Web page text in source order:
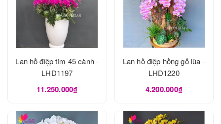
Lan hồ điệp tím 45 cành -
LHD1197
11.250.000₫
Lan hồ điệp hồng gỗ lũa -
LHD1220
4.200.000₫